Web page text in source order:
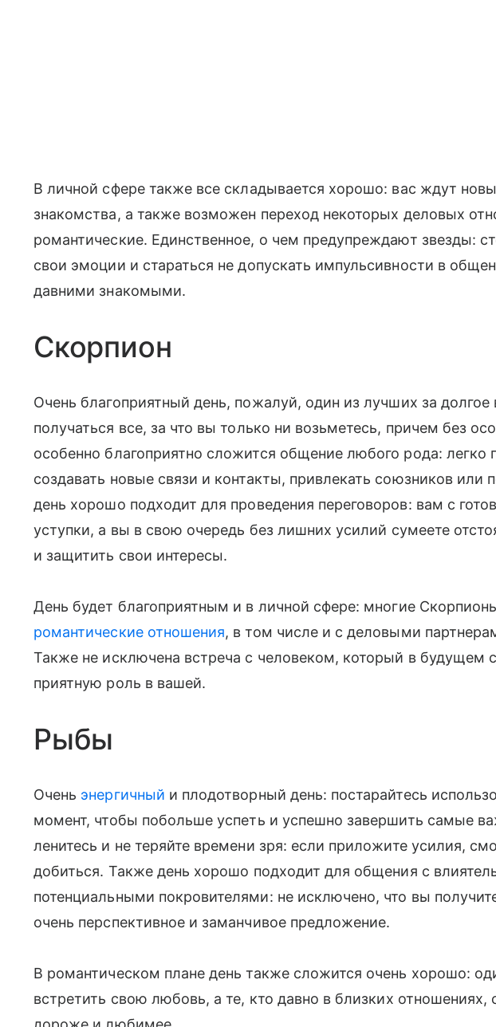
В личной сфере также все складывается хорошо: вас ждут
знакомства, а также возможен переход некоторых деловых
романтические. Единственное, о чем предупреждают звезды:
свои эмоции и стараться не допускать импульсивности в
давними знакомыми.
Скорпион
Очень благоприятный день, пожалуй, один из лучших за долгое
получаться все, за что вы только ни возьметесь, причем без
особенно благоприятно сложится общение любого рода: легко
создавать новые связи и контакты, привлекать союзников или
день хорошо подходит для проведения переговоров: вам с
уступки, а вы в свою очередь без лишних усилий сумеете
и защитить свои интересы.
День будет благоприятным и в личной сфере: многие
романтические отношения, в том числе и с деловыми
Также не исключена встреча с человеком, который в будущем
приятную роль в вашей.
Рыбы
Очень энергичный и плодотворный день: постарайтесь
момент, чтобы побольше успеть и успешно завершить самые
ленитесь и не теряйте времени зря: если приложите усилия,
добиться. Также день хорошо подходит для общения с
потенциальными покровителями: не исключено, что вы
очень перспективное и заманчивое предложение.
В романтическом плане день также сложится очень хорошо:
встретить свою любовь, а те, кто давно в близких отношениях,